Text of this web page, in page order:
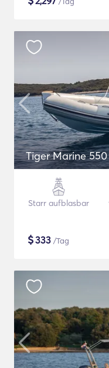
Tiger Marine 550
Starr aufblasbar
$333 /Tag